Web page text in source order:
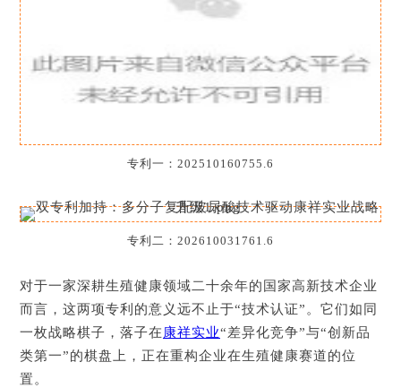
专利一：202510160755.6
专利二：202610031761.6
对于一家深耕生殖健康领域二十余年的国家高新技术企业
而言，这两项专利的意义远不止于“技术认证”。它们如同
一枚战略棋子，落子在康祥实业“差异化竞争”与“创新品
类第一”的棋盘上，正在重构企业在生殖健康赛道的位
置。